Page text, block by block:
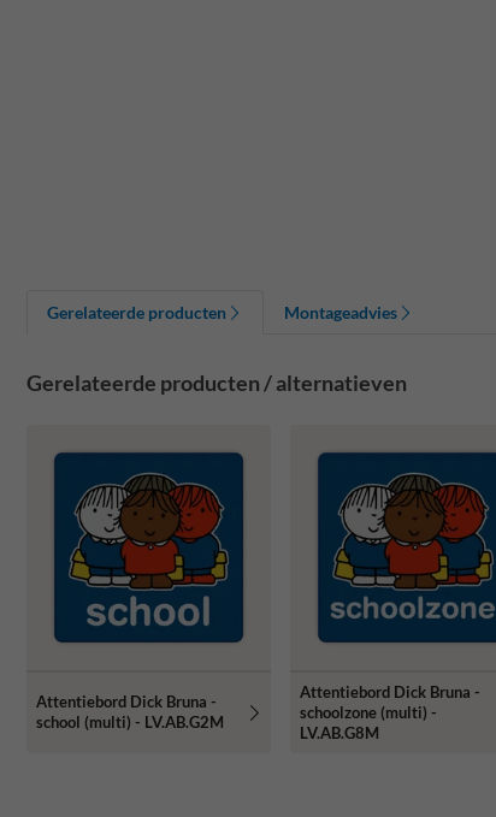
Gerelateerde producten Montageadvies
Gerelateerde producten / alternatieven
Attentiebord Dick Bruna -
school (multi) - LV.AB.G2M
Attentiebord Dick Bruna -
schoolzone (multi) -
LV.AB.G8M